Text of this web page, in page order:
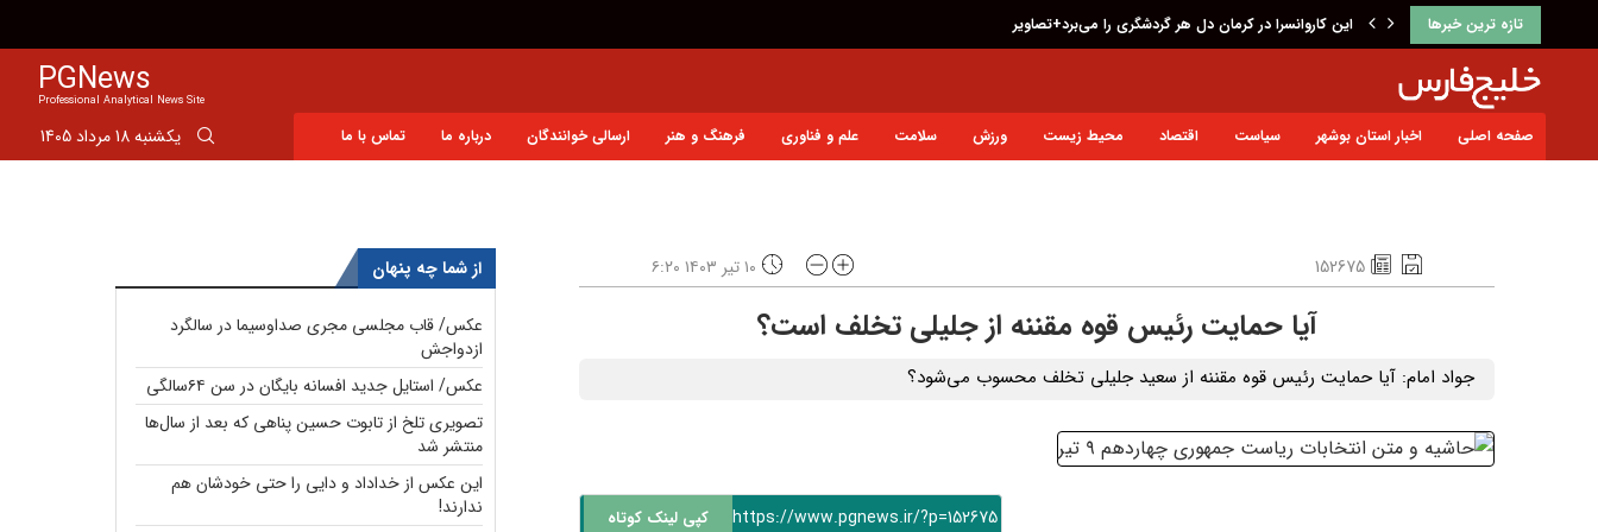
تازه ترین خبرها این کاروانسرا در کرمان دل هر گردشگری را می‌برد+تصاویر
PGNews
Professional Analytical News Site
صفحه اصلی اخبار استان بوشهر سیاست اقتصاد محیط زیست ورزش سلامت علم و فناوری فرهنگ و هنر ارسالی خوانندگان درباره ما تماس با ما یکشنبه 18 مرداد 1405
152675 ۱۰ تیر ۱۴۰۳ ۶:۲۰
آیا حمایت رئیس قوه مقننه از جلیلی تخلف است؟
جواد امام: آیا حمایت رئیس قوه مقننه از سعید جلیلی تخلف محسوب می‌شود؟
https://www.pgnews.ir/?p=152675 کپی لینک کوتاه
از شما چه پنهان
عکس/ قاب مجلسی مجری صداوسیما در سالگرد
ازدواجش
عکس/ استایل جدید افسانه بایگان در سن ۶۴سالگی
تصویری تلخ از تابوت حسین پناهی که بعد از سال‌ها
منتشر شد
این عکس از خداداد و دایی را حتی خودشان هم
ندارند!